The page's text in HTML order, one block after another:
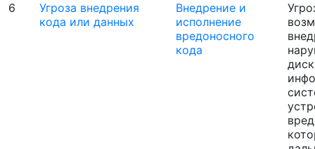
6
Угроза внедрения
кода или данных
Внедрение и
исполнение
вредоносного
кода